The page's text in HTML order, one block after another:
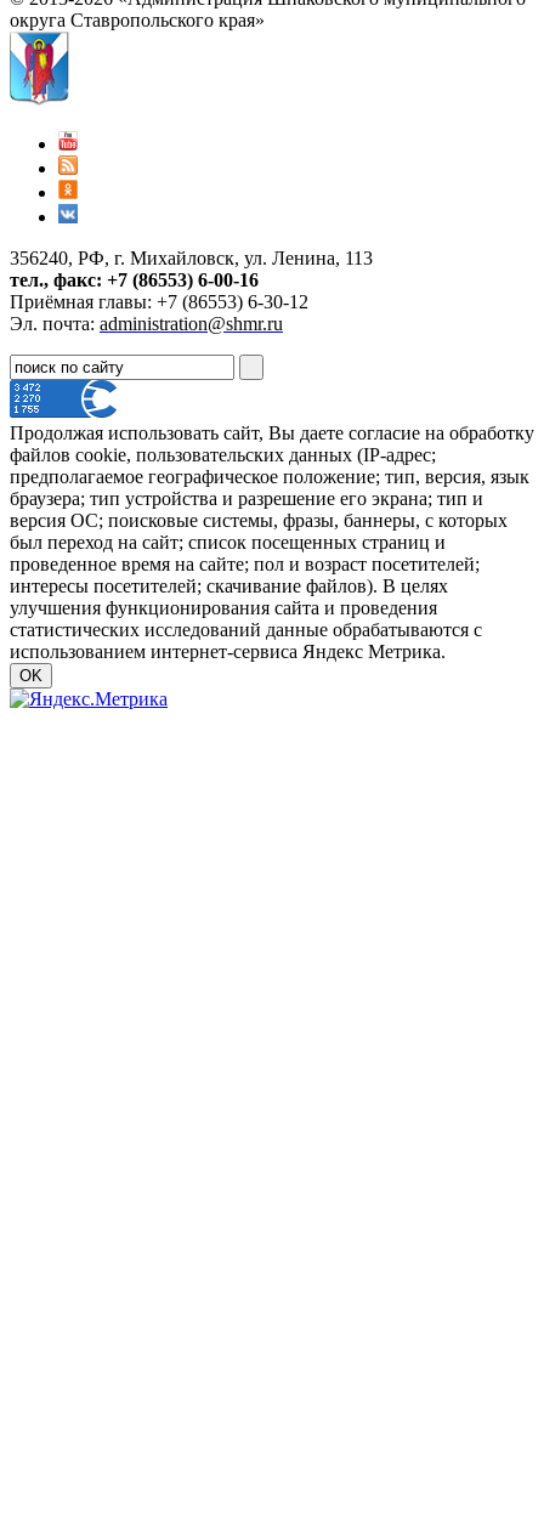
округа Ставропольского края»
356240, РФ, г. Михайловск, ул. Ленина, 113
тел., факс: +7 (86553) 6-00-16
Приёмная главы: +7 (86553) 6-30-12
Эл. почта: administration@shmr.ru
Продолжая использовать сайт, Вы даете согласие на обработку
файлов cookie, пользовательских данных (IP-адрес;
предполагаемое географическое положение; тип, версия, язык
браузера; тип устройства и разрешение его экрана; тип и
версия ОС; поисковые системы, фразы, баннеры, с которых
был переход на сайт; список посещенных страниц и
проведенное время на сайте; пол и возраст посетителей;
интересы посетителей; скачивание файлов). В целях
улучшения функционирования сайта и проведения
статистических исследований данные обрабатываются с
использованием интернет-сервиса Яндекс Метрика.
OK